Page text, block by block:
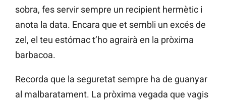
sobra, fes servir sempre un recipient hermètic i
anota la data. Encara que et sembli un excés de
zel, el teu estómac t’ho agrairà en la pròxima
barbacoa.
Recorda que la seguretat sempre ha de guanyar
al malbaratament. La pròxima vegada que vagis